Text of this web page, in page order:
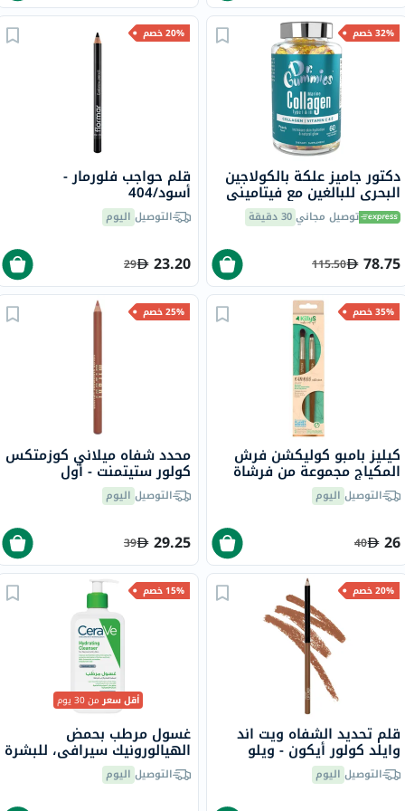
32% خصم
دكتور جاميز علكة بالكولاجين
البحري للبالغين مع فيتاميني
ج وهـ، حزمة من 60
توصيل مجاني30 دقيقة
78.75
115.50
20% خصم
قلم حواجب فلورمار -
أسود/404
التوصيل اليوم
23.20
29
35% خصم
كيليز بامبو كوليكشن فرش
المكياج مجموعة من فرشاة
الحواجب وكحل العيون وفرشاة
دمج ظلال العيون
التوصيل اليوم
26
40
25% خصم
محدد شفاه ميلاني كوزمتكس
كولور ستيتمنت - أول
ناتشورال/04
التوصيل اليوم
29.25
39
20% خصم
قلم تحديد الشفاه ويت اند
وايلد كولور أيكون - ويلو
التوصيل اليوم
15% خصم
أقل سعرمن 30 يوم
غسول مرطب بحمض
الهيالورونيك سيرافي، للبشرة
العادية إلى الجافة، 236 مل
التوصيل اليوم